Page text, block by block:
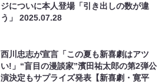
ジについに本人登場「引き出しの数が違
う」2025.07.28
西川忠志が宣言「この夏も新喜劇はアツ
い!」“盲目の漫談家”濱田祐太郎の第2弾公
演決定もサプライズ発表【新喜劇・寛平